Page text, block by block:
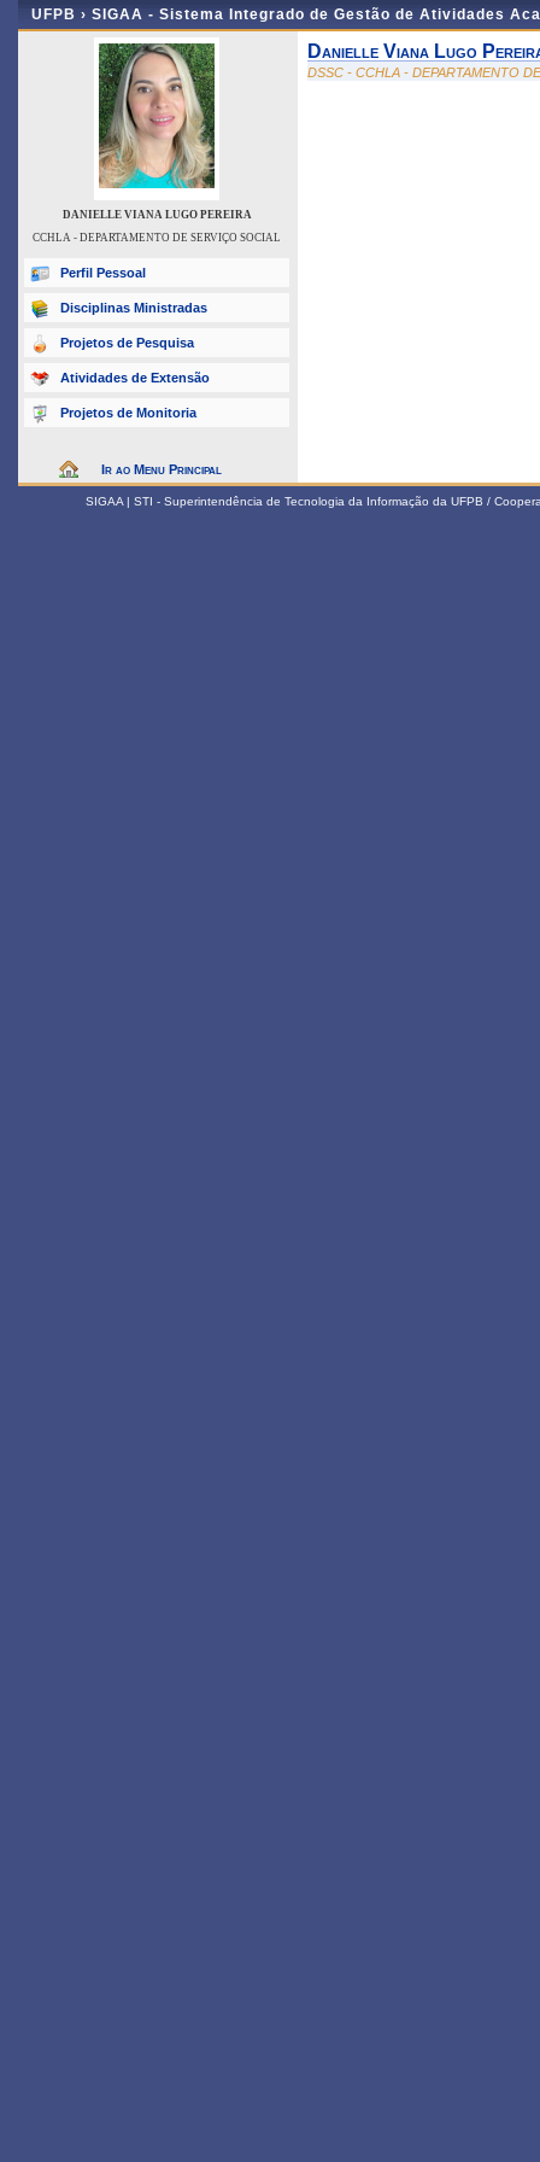
UFPB › SIGAA - Sistema Integrado de Gestão de Atividades
DANIELLE VIANA LUGO PEREIRA
CCHLA - DEPARTAMENTO DE SERVIÇO SOCIAL
Perfil Pessoal
Disciplinas Ministradas
Projetos de Pesquisa
Atividades de Extensão
Projetos de Monitoria
Ir ao Menu Principal
Danielle Viana Lugo
DSSC - CCHLA - DEPARTAMENTO
SIGAA | STI - Superintendência de Tecnologia da Informação da UFPB /